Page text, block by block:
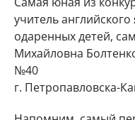
учитель
одаренных детей,
Михайловна
№40
г. Петропавловска-